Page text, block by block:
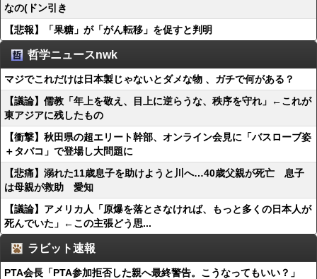
なの(ドン引き
【悲報】「果糖」が「がん転移」を促すと判明
哲学ニュースnwk
マジでこれだけは日本製じゃないとダメな物 、ガチで何がある？
【議論】儒教「年上を敬え、目上に逆らうな、秩序を守れ」←これが
東アジアに残したもの
【衝撃】秋田県の超エリート幹部、オンライン会見に「バスローブ姿
＋タバコ」で登場し大問題に
【悲痛】溺れた11歳息子を助けようと川へ…40歳父親が死亡 息子
は母親が救助 愛知
【議論】アメリカ人「原爆を落とさなければ、もっと多くの日本人が
死んでいた」←この主張どう思...
ラビット速報
PTA会長「PTA参加拒否した親へ最終警告。こうなってもいい？」